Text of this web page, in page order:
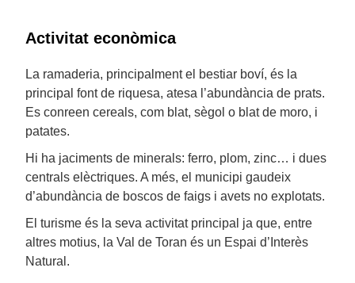
Activitat econòmica
La ramaderia, principalment el bestiar boví, és la
principal font de riquesa, atesa l’abundància de prats.
Es conreen cereals, com blat, sègol o blat de moro, i
patates.
Hi ha jaciments de minerals: ferro, plom, zinc… i dues
centrals elèctriques. A més, el municipi gaudeix
d’abundància de boscos de faigs i avets no explotats.
El turisme és la seva activitat principal ja que, entre
altres motius, la Val de Toran és un Espai d’Interès
Natural.